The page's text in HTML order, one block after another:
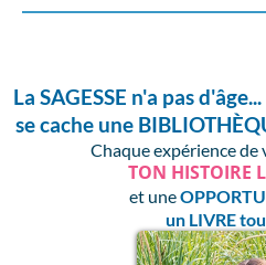
La SAGESSE n'a pas
se cache une
Chaque expérience de
TON HISTOIRE
et une
un LIVRE